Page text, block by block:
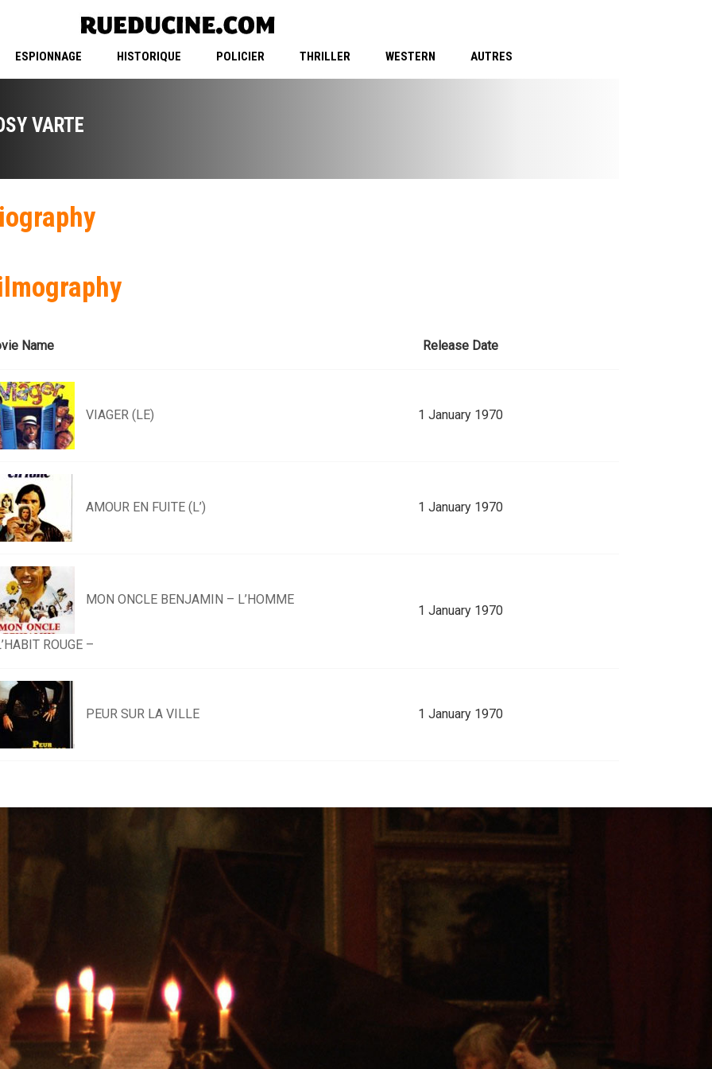
ESPIONNAGE HISTORIQUE POLICIER THRILLER WESTERN AUTRES
VARTE
Name Release Date
VIAGER (LE) 1 January 1970
AMOUR EN FUITE (L’) 1 January 1970
MON ONCLE BENJAMIN – L’HOMME
ROUGE –
1 January 1970
PEUR SUR LA VILLE 1 January 1970